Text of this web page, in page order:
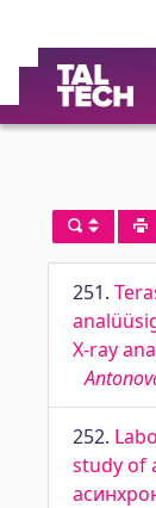
251.
X-ray
252.
study of